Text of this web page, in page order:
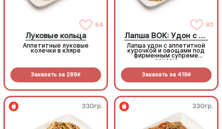
64
Луковые кольца
Аппетитные луковые
колечки в кляре
Заказать за 289R
82
Лапша ВОК: Удон с курицей
Лапша удон с аппетитной
курочкой и овощами под
фирменным супреме
соусом
Заказать за 419R
330гр. 330гр.